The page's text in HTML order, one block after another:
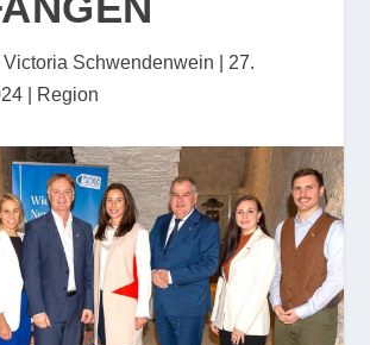
Victoria Schwendenwein
27.
Region